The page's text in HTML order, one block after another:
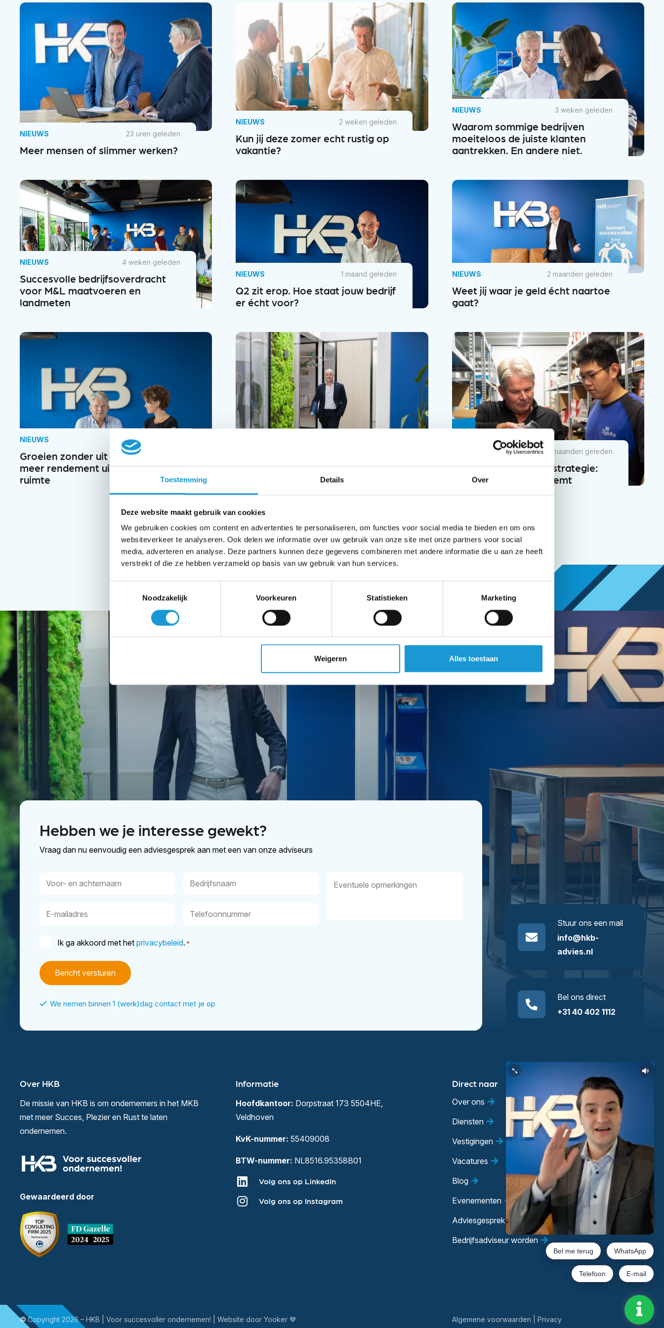
Toestemming Details Over
Deze website maakt gebruik van cookies
We gebruiken cookies om content en advertenties te personaliseren, om functies voor social media te bieden en om ons
websiteverkeer te analyseren. Ook delen we informatie over uw gebruik van onze site met onze partners voor social
media, adverteren en analyse. Deze partners kunnen deze gegevens combineren met andere informatie die u aan ze heeft
verstrekt of die ze hebben verzameld op basis van uw gebruik van hun services.
Noodzakelijk
Voorkeuren Statistieken Marketing
Weigeren Alles toestaan
NIEUWS 23 uren geleden
Meer mensen of slimmer werken?
NIEUWS 2 weken geleden
Kun jij deze zomer echt rustig op
vakantie?
NIEUWS 3 weken geleden
Waarom sommige bedrijven
moeiteloos de juiste klanten
aantrekken. En andere niet.
NIEUWS 4 weken geleden
Succesvolle bedrijfsoverdracht
voor M&L maatvoeren en
landmeten
NIEUWS 1 maand geleden
Q2 zit erop. Hoe staat jouw bedrijf
er écht voor?
NIEUWS 2 maanden geleden
Weet jij waar je geld écht naartoe
gaat?
NIEUWS 2 maanden geleden
Groeien zonder uit te breiden:
meer rendement uit je bestaande
ruimte
Vergunningen vertragen je groei?
Zo houd je tóch grip op je ambitie
3 maanden geleden
Ondernemen zonder strategie:
waarom het je groei remt
1
Hebben we je interesse gewekt?
Vraag dan nu eenvoudig een adviesgesprek aan met een van onze adviseurs
Voor-
Bedrijfsnaam
E-
Telefoonnummer
Instemming
Ik ga akkoord met het privacybeleid. *
We nemen binnen 1 (werk)dag contact met je op
Stuur ons een mail
info@hkb-
advies.nl
Bel ons direct
+31 40 402 1112
Over HKB
De missie van HKB is om ondernemers in het MKB
met meer Succes, Plezier en Rust te laten
ondernemen.
Gewaardeerd door
Informatie
Hoofdkantoor: Dorpstraat 173 5504HE,
Veldhoven
KvK-nummer:55409008
BTW-nummer: NL8516.95358B01
Volg ons op LinkedIn
Volg ons op Instagram
Direct naar
Over ons
Diensten
Vestigingen
Vacatures
Blog
Evenementen
Adviesgesprek
Bedrijfsadviseur worden
© Copyright 2026 – HKB | Voor succesvoller ondernemen! | Website door Yooker 💙 Algemene voorwaarden Privacy